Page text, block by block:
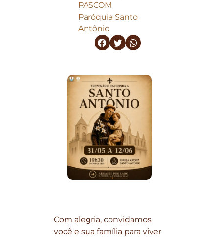
PASCOM
Paróquia Santo
Antônio
Com alegria, convidamos
você e sua família para viver